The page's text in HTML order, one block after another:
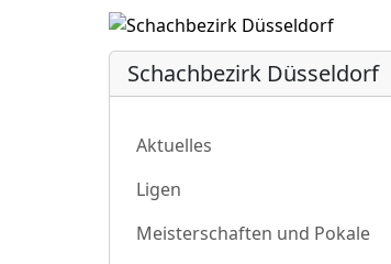
Schachbezirk Düsseldorf
Aktuelles
Ligen
Meisterschaften und Pokale